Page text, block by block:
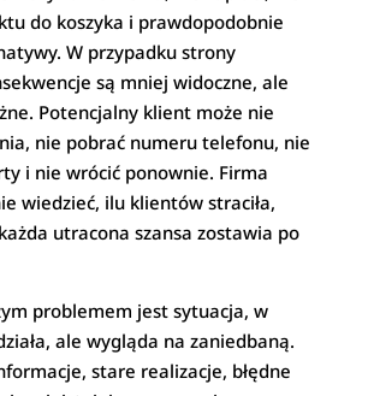
do koszyka i prawdopodobnie
W przypadku strony
są mniej widoczne, ale
Potencjalny klient może nie
nie pobrać numeru telefonu, nie
i nie wrócić ponownie. Firma
wiedzieć, ilu klientów straciła,
utracona szansa zostawia po
problemem jest sytuacja, w
ale wygląda na zaniedbaną.
stare realizacje, błędne